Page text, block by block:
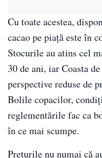
Cu toate acestea,
cacao pe piață este în
Stocurile au atins cel
30 de ani, iar Coasta
perspective reduse de
Bolile copacilor,
reglementările fac ca
în ce mai scumpe.
Prețurile nu numai că